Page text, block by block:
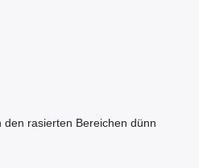
rasierten Bereichen dünn